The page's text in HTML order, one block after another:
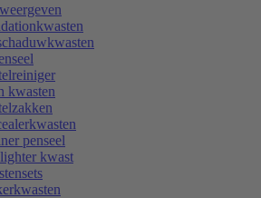
kwasten
penseel
kwast